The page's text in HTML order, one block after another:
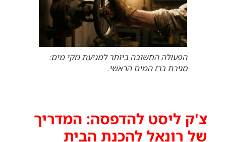
הפעולה החשובה ביותר למניעת נזקי מים:
סגירת ברז המים הראשי.
צ'ק ליסט להדפסה: המדריך
של רונאל להכנת הבית